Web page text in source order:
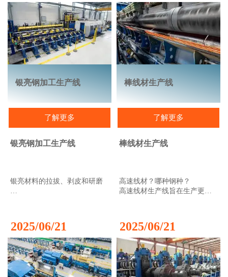
银亮钢加工生产线
了解更多
银亮钢加工生产线
银亮材料的拉拔、剥皮和研磨
具有巨大的价值。例如，在汽
车行业中，银亮棒材用于转向
系统和驱动部件、活塞杆和悬
架弹簧。此外，银亮棒材也是
机械设备工程和医疗技术中不
棒线材生产线
了解更多
棒线材生产线
高速线材？哪种钢种？
高速线材生产线旨在生产更高
4.5至27毫米，公差范围为±0.05
至±0.09毫米，椭圆度小于总偏
差的50%（1/8 DIN 59110），
定径机MEERdrive®PLUS的最
大轧制速度为130米/秒。
2025/06/21 2025/06/21